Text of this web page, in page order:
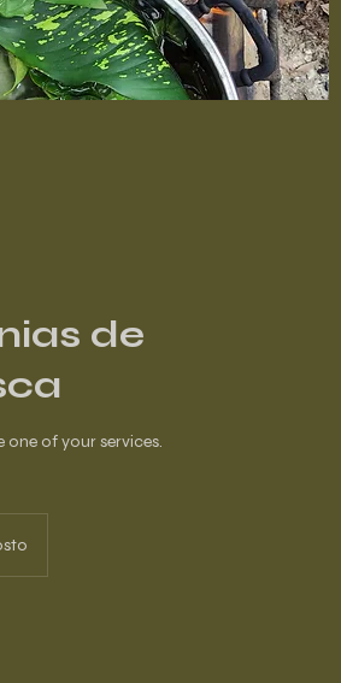
de
one of your services.